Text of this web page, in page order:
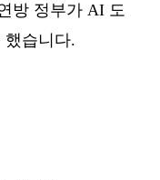
방 정부가 AI 도
했습니다.